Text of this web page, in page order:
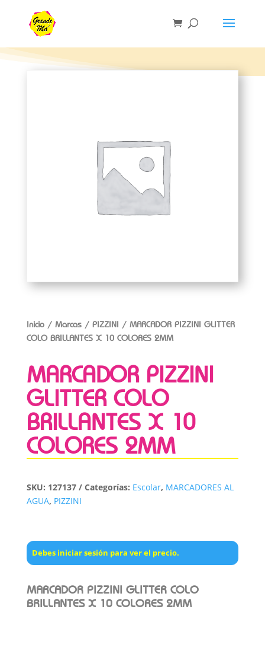
Inicio/ Marcas/ PIZZINI / MARCADOR PIZZINI GLITTER
COLO BRILLANTES X 10 COLORES 2MM
MARCADOR PIZZINI
GLITTER COLO
BRILLANTES X 10
COLORES 2MM
SKU: 127137 Categorías: Escolar, MARCADORES AL
AGUA, PIZZINI
Debes iniciar sesión para ver el precio.
MARCADOR PIZZINI GLITTER COLO
BRILLANTES X 10 COLORES 2MM